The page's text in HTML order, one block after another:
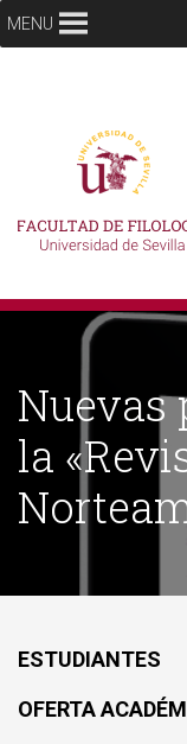
MENU
Nuevas
la
ESTUDIANTES
OFERTA